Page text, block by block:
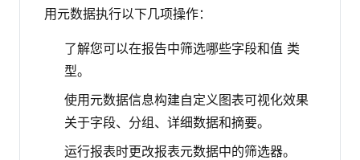
用元数据执行以下几项操作：
了解您可以在报告中筛选哪些字段和值 类
型。
使用元数据信息构建自定义图表可视化效果
关于字段、分组、详细数据和摘要。
运行报表时更改报表元数据中的筛选器。